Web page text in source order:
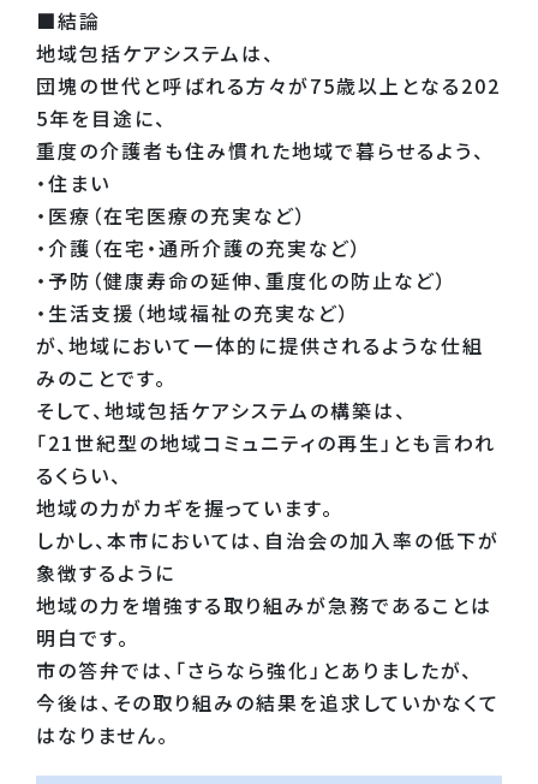
■結論
地域包括ケアシステムは、
団塊の世代と呼ばれる方々が75歳以上となる202
5年を目途に、
重度の介護者も住み慣れた地域で暮らせるよう、
・住まい
・医療（在宅医療の充実など）
・介護（在宅・通所介護の充実など）
・予防（健康寿命の延伸、重度化の防止など）
・生活支援（地域福祉の充実など）
が、地域において一体的に提供されるような仕組
みのことです。
そして、地域包括ケアシステムの構築は、
「21世紀型の地域コミュニティの再生」とも言われ
るくらい、
地域の力がカギを握っています。
しかし、本市においては、自治会の加入率の低下が
象徴するように
地域の力を増強する取り組みが急務であることは
明白です。
市の答弁では、「さらなら強化」とありましたが、
今後は、その取り組みの結果を追求していかなくて
はなりません。